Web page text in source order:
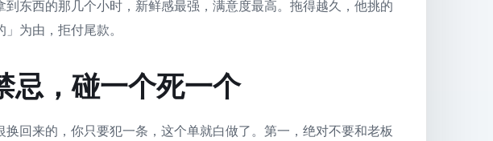
东西的那几个小时，新鲜感最强，满意度最高。拖得越久，他挑的
为由，拒付尾款。
忌，碰一个死一个
回来的，你只要犯一条，这个单就白做了。第一，绝对不要和老板